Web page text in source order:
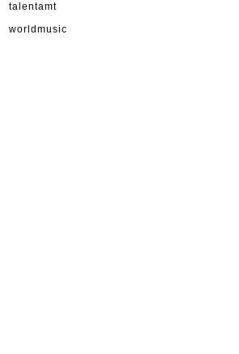
talentamt
worldmusic